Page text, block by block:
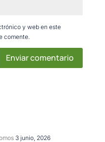
y web en este
comente.
3 junio, 2026